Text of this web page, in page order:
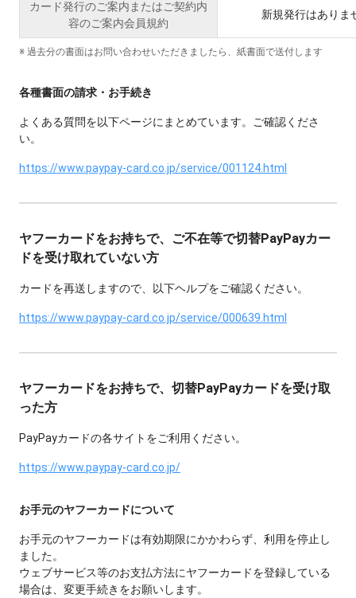
カード発行のご案内またはご契約内
容のご案内会員規約
新規発行はありま
※ 過去分の書面はお問い合わせいただきましたら、紙書面で送付します
各種書面の請求・お手続き
よくある質問を以下ページにまとめています。ご確認くださ
い。
https://www.paypay-card.co.jp/service/001124.html
ヤフーカードをお持ちで、ご不在等で切替PayPayカー
ドを受け取れていない方
カードを再送しますので、以下ヘルプをご確認ください。
https://www.paypay-card.co.jp/service/000639.html
ヤフーカードをお持ちで、切替PayPayカードを受け取
った方
PayPayカードの各サイトをご利用ください。
https://www.paypay-card.co.jp/
お手元のヤフーカードについて
お手元のヤフーカードは有効期限にかかわらず、利用を停止し
ました。
ウェブサービス等のお支払方法にヤフーカードを登録している
場合は、変更手続きをお願いします。